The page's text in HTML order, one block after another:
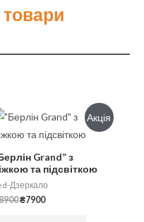
Акція
Grand” з
та підсвіткою
Дзеркало
₴7900